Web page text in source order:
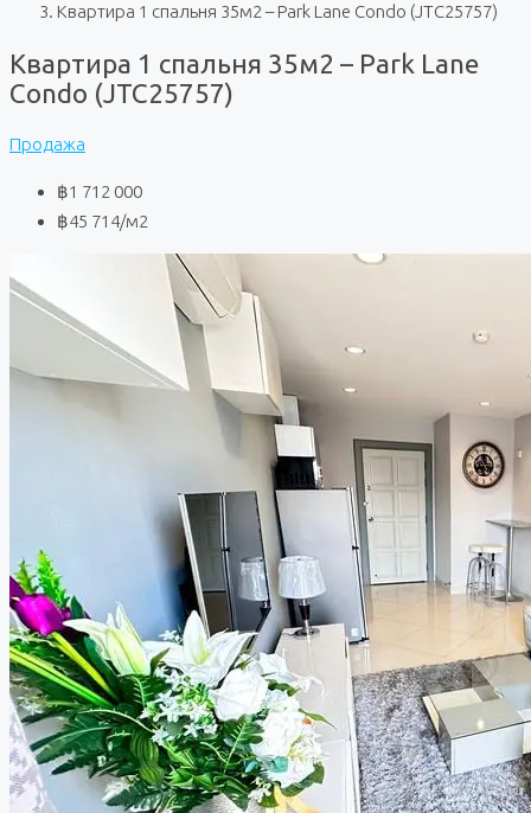
Квартира 1 спальня 35м2 – Park Lane Condo (JTC25757)
Квартира 1 спальня 35м2 – Park Lane
Condo (JTC25757)
Продажа
฿1 712 000
฿45 714/м2